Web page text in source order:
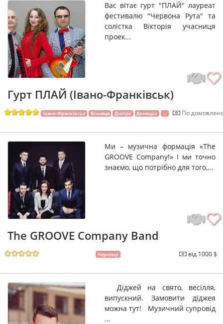
Вас вітає гурт "ПЛАЙ" лауреат
фестивалю "Червона Рута" та
солістка Вікторія учасниця
проек...
Гурт ПЛАЙ (Івано-Франківськ)
Івано-Франківськ Вінниця Дніпро Донецьк ... По
Ми – музична формація «The
GROOVE Company!» І ми точно
знаємо, що потрібно для того,...
The GROOVE Company Band
Чернівці від 1000 $
Діджей на свято, весілля,
випускний. Замовити діджея
можна тут! Музичний супровід
...